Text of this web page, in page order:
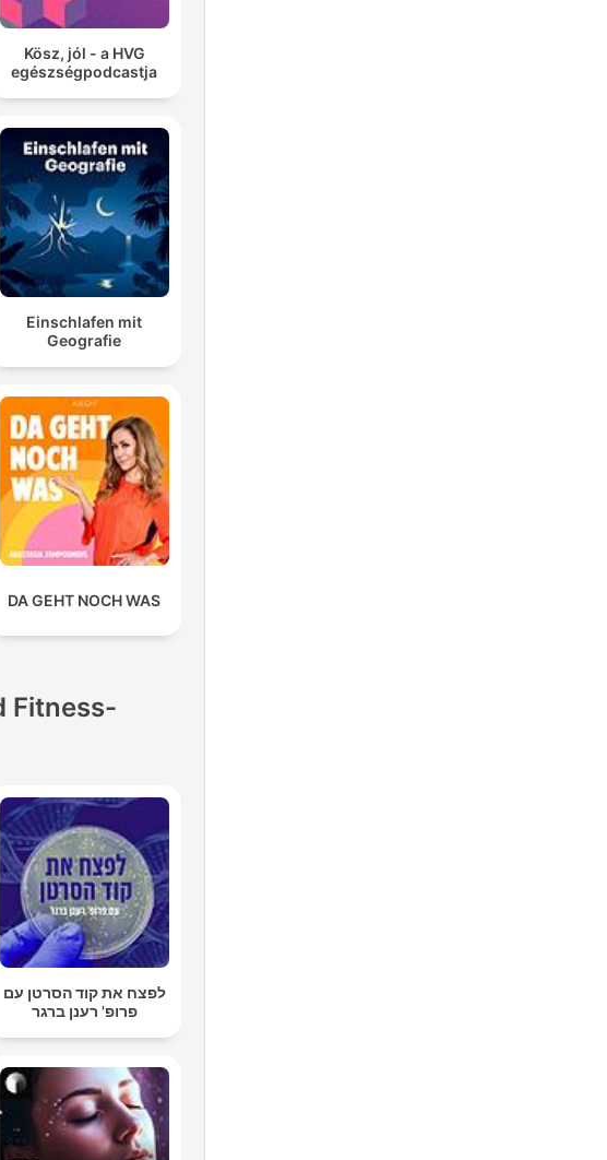
Kösz, jól - a HVG
egészségpodcastja
Einschlafen mit
Geografie
DA GEHT NOCH WAS
Fitness-
לפצח את קוד הסרטן עם
פרופ' רענן ברגר